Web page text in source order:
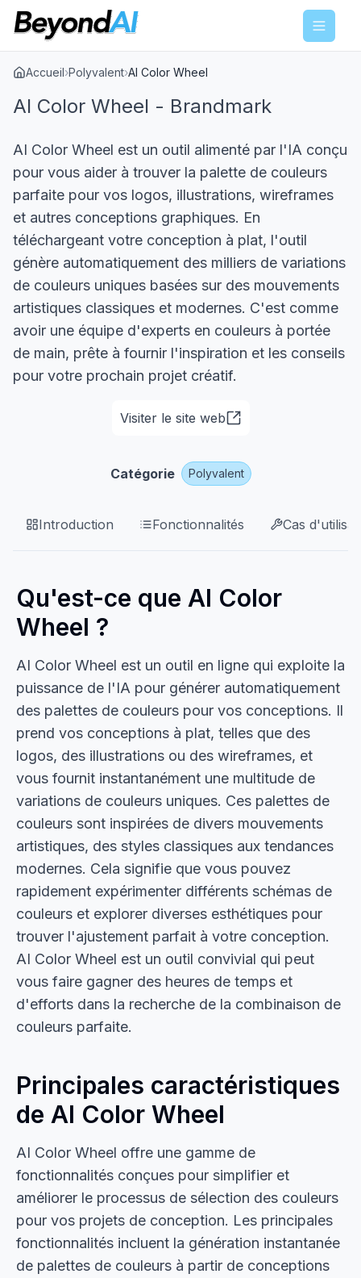
Menu
Accueil›Polyvalent›AI Color Wheel
AI Color Wheel - Brandmark
AI Color Wheel est un outil alimenté par l'IA conçu
pour vous aider à trouver la palette de couleurs
parfaite pour vos logos, illustrations, wireframes
et autres conceptions graphiques. En
téléchargeant votre conception à plat, l'outil
génère automatiquement des milliers de variations
de couleurs uniques basées sur des mouvements
artistiques classiques et modernes. C'est comme
avoir une équipe d'experts en couleurs à portée
de main, prête à fournir l'inspiration et les conseils
pour votre prochain projet créatif.
Visiter le site web
Catégorie Polyvalent
Introduction Fonctionnalités Cas
Qu'est-ce que AI Color
Wheel ?
AI Color Wheel est un outil en ligne qui exploite la
puissance de l'IA pour générer automatiquement
des palettes de couleurs pour vos conceptions. Il
prend vos conceptions à plat, telles que des
logos, des illustrations ou des wireframes, et
vous fournit instantanément une multitude de
variations de couleurs uniques. Ces palettes de
couleurs sont inspirées de divers mouvements
artistiques, des styles classiques aux tendances
modernes. Cela signifie que vous pouvez
rapidement expérimenter différents schémas de
couleurs et explorer diverses esthétiques pour
trouver l'ajustement parfait à votre conception.
AI Color Wheel est un outil convivial qui peut
vous faire gagner des heures de temps et
d'efforts dans la recherche de la combinaison de
couleurs parfaite.
Principales caractéristiques
de AI Color Wheel
AI Color Wheel offre une gamme de
fonctionnalités conçues pour simplifier et
améliorer le processus de sélection des couleurs
pour vos projets de conception. Les principales
fonctionnalités incluent la génération instantanée
de palettes de couleurs à partir de conceptions